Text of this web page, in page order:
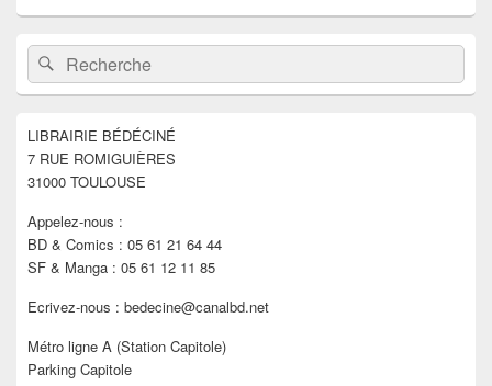
Zone
principale
de
widget
barre
latérale
Recherche :Rechercher
LIBRAIRIE BÉDÉCINÉ
7 RUE ROMIGUIÈRES
31000 TOULOUSE
Appelez-nous :
BD & Comics : 05 61 21 64 44
SF & Manga : 05 61 12 11 85
Ecrivez-nous : bedecine@canalbd.net
Métro ligne A (Station Capitole)
Parking Capitole